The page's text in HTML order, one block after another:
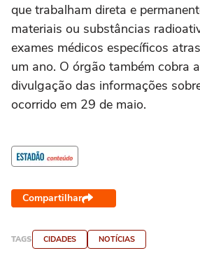
que trabalham direta e
materiais ou substâncias
exames médicos específicos
um ano. O órgão também cobra
divulgação das informações
ocorrido em 29 de maio.
Compartilhar
TAGS CIDADES NOTÍCIAS